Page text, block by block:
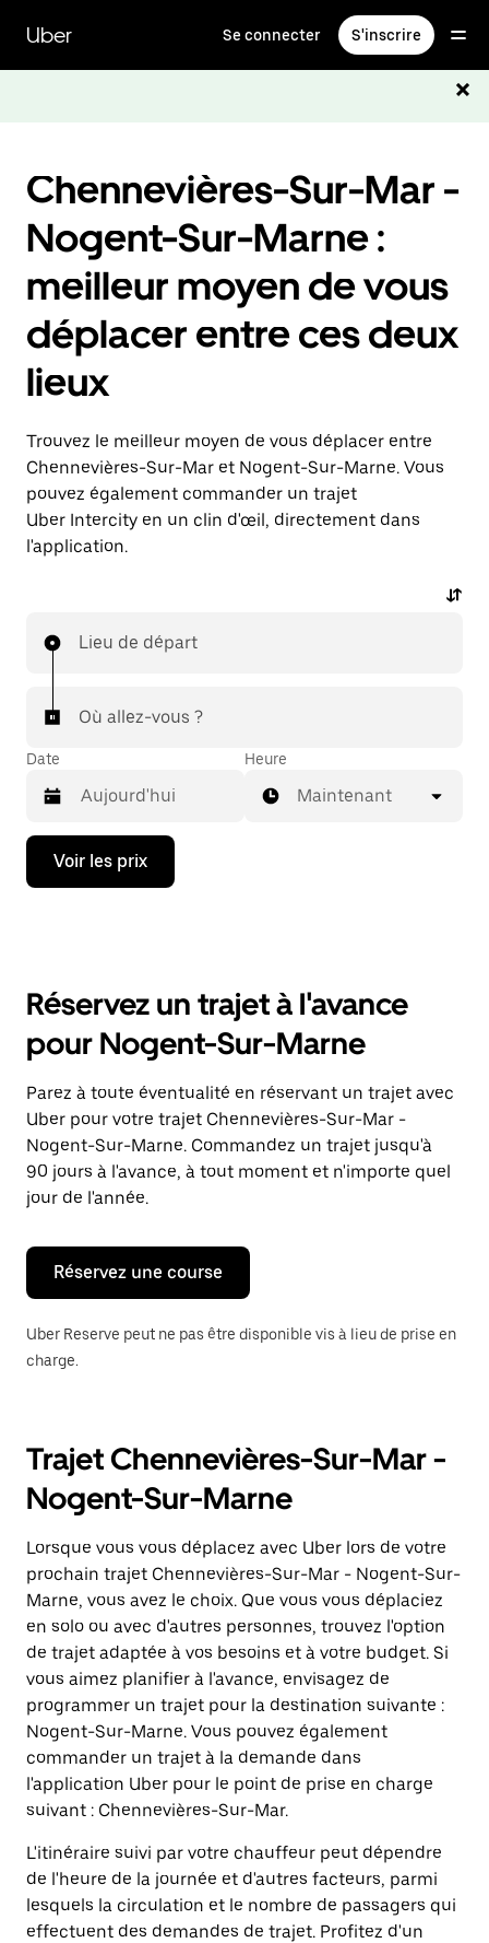
contenu
principal
Uber Se connecter S'inscrire
Chennevières-Sur-Mar -
Nogent-Sur-Marne :
meilleur moyen de vous
déplacer entre ces deux
lieux
Trouvez le meilleur moyen de vous déplacer entre
Chennevières-Sur-Mar et Nogent-Sur-Marne. Vous
pouvez également commander un trajet
Uber Intercity en un clin d'œil, directement dans
l'application.
Lieu de départ
Où allez-vous ?
Date
Appuyez
la
ouvrir
calendrier
et
sélectionner
une
date.
Appuyez
sur
la
touche
pour
fermer
calendrier.
Heure
Maintenant
Voir les prix
Réservez un trajet à l'avance
pour Nogent-Sur-Marne
Parez à toute éventualité en réservant un trajet avec
Uber pour votre trajet Chennevières-Sur-Mar -
Nogent-Sur-Marne. Commandez un trajet jusqu'à
90 jours à l'avance, à tout moment et n'importe quel
jour de l'année.
Réservez une course
Uber Reserve peut ne pas être disponible vis à lieu de prise en
charge.
Trajet Chennevières-Sur-Mar -
Nogent-Sur-Marne
Lorsque vous vous déplacez avec Uber lors de votre
prochain trajet Chennevières-Sur-Mar - Nogent-Sur-
Marne, vous avez le choix. Que vous vous déplaciez
en solo ou avec d'autres personnes, trouvez l'option
de trajet adaptée à vos besoins et à votre budget. Si
vous aimez planifier à l'avance, envisagez de
programmer un trajet pour la destination suivante :
Nogent-Sur-Marne. Vous pouvez également
commander un trajet à la demande dans
l'application Uber pour le point de prise en charge
suivant : Chennevières-Sur-Mar.
L'itinéraire suivi par votre chauffeur peut dépendre
de l'heure de la journée et d'autres facteurs, parmi
lesquels la circulation et le nombre de passagers qui
effectuent des demandes de trajet. Profitez d'un